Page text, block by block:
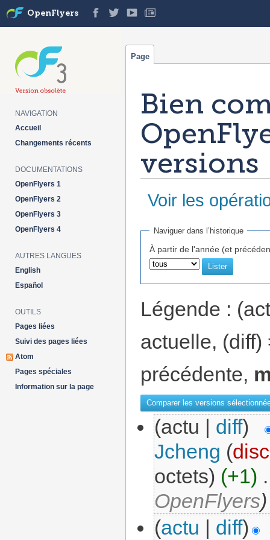
Bien
versions
Voir les
Naviguer dans l’historique
À partir de l'année (et
Légende :
actuelle, (diff)
précédente,
(actu | diff)
Jcheng (
octets) (+1)
OpenFlyers)
(actu diff)
Page
OpenFlyers
NAVIGATION
Accueil
Changements récents
DOCUMENTATIONS
OpenFlyers 1
OpenFlyers 2
OpenFlyers 3
OpenFlyers 4
AUTRES LANGUES
English
Español
OUTILS
Pages liées
Suivi des pages liées
Atom
Pages spéciales
Information sur la page